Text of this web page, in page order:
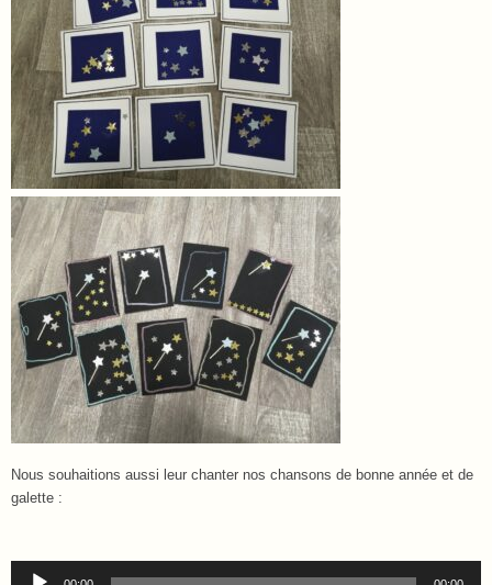
Nous souhaitions aussi leur chanter nos chansons de bonne année et de
galette :
Lecteur